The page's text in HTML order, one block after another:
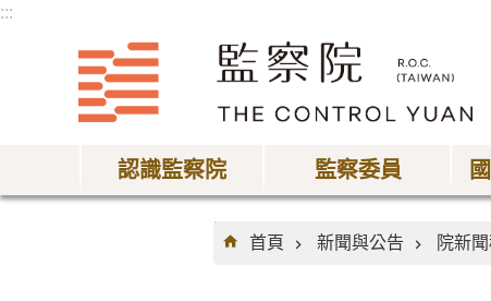
:::
認識監察院 監察委員
:::
首頁
新聞與公告 院新